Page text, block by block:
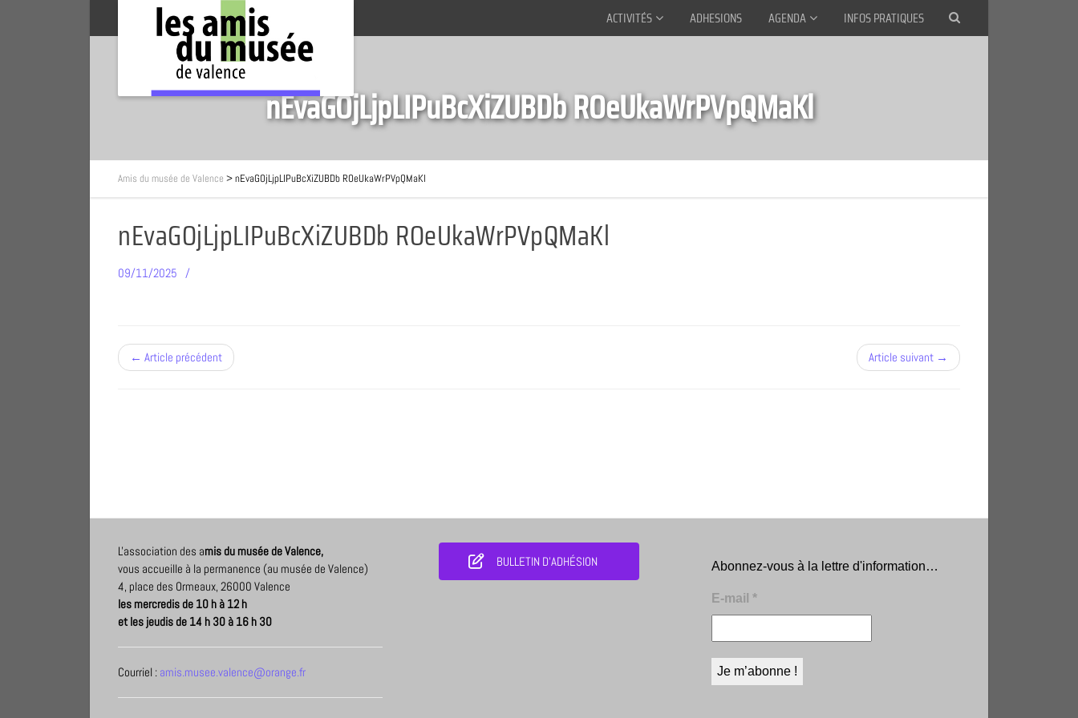
ACTIVITÉS ADHESIONS AGENDA INFOS PRATIQUES
nEvaGOjLjpLIPuBcXiZUBDb ROeUkaWrPVpQMaKl
Amis du musée de Valence >nEvaGOjLjpLIPuBcXiZUBDb ROeUkaWrPVpQMaKl
nEvaGOjLjpLIPuBcXiZUBDb ROeUkaWrPVpQMaKl
09/11/2025
← Article précédent Article suivant →
L'association des amis du musée de Valence,
vous accueille à la permanence (au musée de Valence)
4, place des Ormeaux, 26000 Valence
les mercredis de 10 h à 12 h
et les jeudis de 14 h 30 à 16 h 30
Courriel : amis.musee.valence@orange.fr
BULLETIN D'ADHÉSION Abonnez-vous à la lettre d'information…
E-mail *